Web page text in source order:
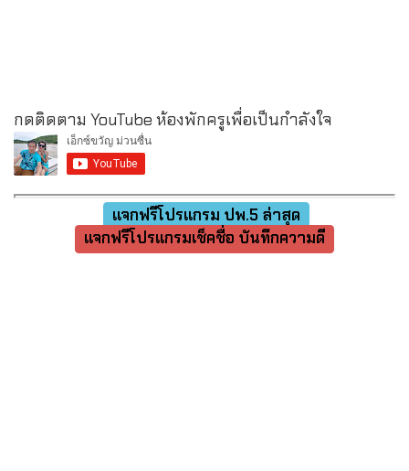
กดติดตาม YouTube ห้องพักครูเพื่อเป็นกำลังใจ
แจกฟรีโปรแกรม ปพ.5 ล่าสุด
แจกฟรีโปรแกรมเช็คชื่อ บันทึกความดี